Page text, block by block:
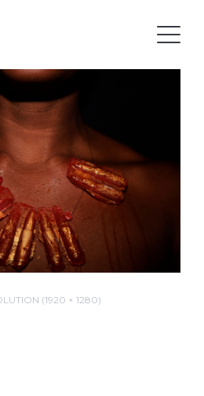
(1920 × 1280)